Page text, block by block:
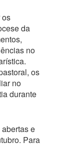
da
no
os
no
durante
e
Para